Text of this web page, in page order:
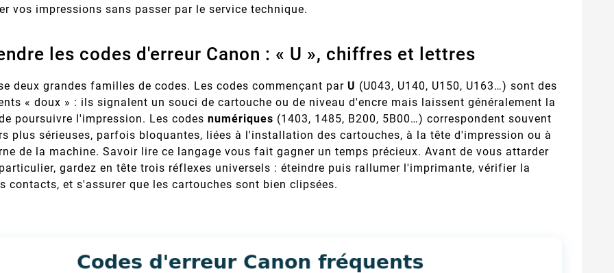
vos impressions sans passer par le service technique.
les codes d'erreur Canon : « U », chiffres et lettres
deux grandes familles de codes. Les codes commençant parU (U043, U140, U150, U163…) sont des
« doux » : ils signalent un souci de cartouche ou de niveau d'encre mais laissent généralement la
poursuivre l'impression. Les codesnumériques (1403, 1485, B200, 5B00…) correspondent souvent
plus sérieuses, parfois bloquantes, liées à l'installation des cartouches, à la tête d'impression ou à
de la machine. Savoir lire ce langage vous fait gagner un temps précieux. Avant de vous attarder
gardez en tête trois réflexes universels : éteindre puis rallumer l'imprimante, vérifier la
contacts, et s'assurer que les cartouches sont bien clipsées.